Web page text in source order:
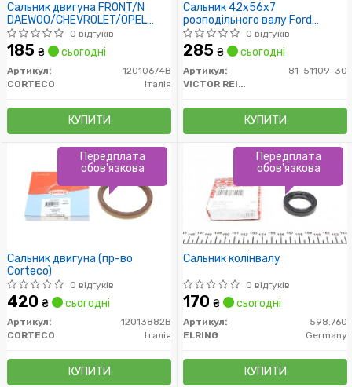
Сальник двигуна FRONT/N
DAEWOO/CHEVROLET/OPEL
30X42X7 ACM BASLRDX7 (пр-
во Corteco)
0 відгуків
185 ₴ сьогодні
Артикул:
12010674B
CORTECO
Італія
КУПИТИ
Сальник 42x56x7
розподільного валу Ford
(бензин)
0 відгуків
285 ₴ сьогодні
Артикул:
81-51109-30
VICTOR REINZ
КУПИТИ
Сальник двигуна (пр-во
Corteco)
0 відгуків
420 ₴ сьогодні
Артикул:
12013882B
CORTECO
Італія
КУПИТИ
Передплата
обов'язкова
Сальник колінвалу
0 відгуків
170 ₴ сьогодні
Артикул:
598.760
ELRING
Germany
КУПИТИ
Передплата
обов'язкова